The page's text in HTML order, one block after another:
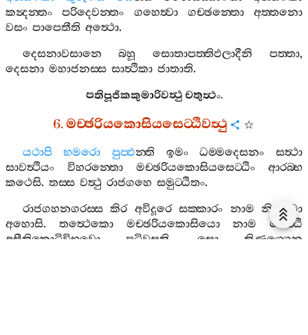
කන්‍දන‍්තං
පරිදෙවන‍්තං ගහෙත්‍වා ගච‍්ඡන‍්තො
අත‍්තනො
වසං පාපෙතීති අත්‍ථො.
දෙසනාවසානෙ
බහූ සොතාපත‍්තිඵලාදීනි පත‍්තා,
දෙසනා මහාජනස‍්ස සාත්‍ථිකා ජාතාති.
පතිපූජිකකුමාරිවත්‍ථුචතුත්‍ථං.
6.මච‍්ඡරියකොසියසෙට‍්ඨිවත්‍ථු
යථාපි භමරො පුප‍්ඵන‍්ති ඉමං ධම‍්මදෙසනං
සත්‍ථා
සාවත්‍ථියං
විහරන‍්තො මච‍්ඡරියකොසියසෙට‍්ඨිං
ආරබ‍්භ
කථෙසි. තස‍්ස වත්‍ථු රාජගහෙ සමුට‍්ඨිතං.
රාජගහනගරස‍්ස කිර අවිදූරෙ සක‍්කාරං නාම නිගමො
අහොසි. තත්‍ථෙකො මච‍්ඡරියකොසියො නාම
සෙට‍්ඨි
අසීතිකොටිවිභවො
පටිවසති සො
තිණග‍්ගෙන